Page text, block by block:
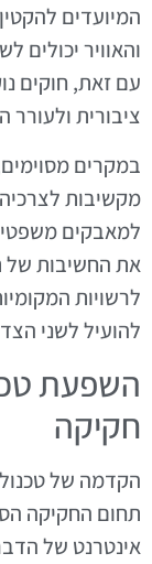
המיועדים
והאוויר יכולים
עם זאת, חוקים
ציבורית
במקרים
מקשיבות
למאבקים
את החשיבות של
לרשויות
להועיל לשני
השפעת
חקיקה
הקדמה של
תחום החקיקה
אינטרנט של